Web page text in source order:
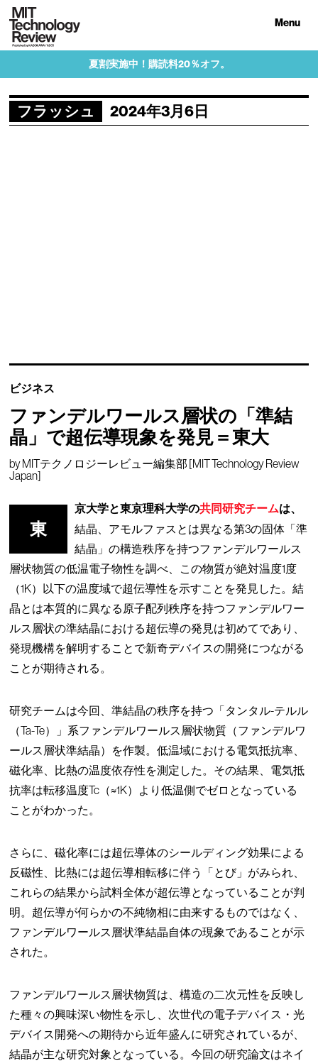
Menu
夏割実施中！購読料20％オフ。
フラッシュ 2024年3月6日
ビジネス
ファンデルワールス層状の「準結
晶」で超伝導現象を発見＝東大
byMITテクノロジーレビュー編集部 [MIT Technology Review
Japan]
東
京大学と東京理科大学の共同研究チームは、
結晶、アモルファスとは異なる第3の固体「準
結晶」の構造秩序を持つファンデルワールス
層状物質の低温電子物性を調べ、この物質が絶対温度1度
（1K）以下の温度域で超伝導性を示すことを発見した。結
晶とは本質的に異なる原子配列秩序を持つファンデルワー
ルス層状の準結晶における超伝導の発見は初めてであり、
発現機構を解明することで新奇デバイスの開発につながる
ことが期待される。
研究チームは今回、準結晶の秩序を持つ「タンタル-テルル
（Ta-Te）」系ファンデルワールス層状物質（ファンデルワ
ールス層状準結晶）を作製。低温域における電気抵抗率、
磁化率、比熱の温度依存性を測定した。その結果、電気抵
抗率は転移温度Tc（≈1K）より低温側でゼロとなっている
ことがわかった。
さらに、磁化率には超伝導体のシールディング効果による
反磁性、比熱には超伝導相転移に伴う「とび」がみられ、
これらの結果から試料全体が超伝導となっていることが判
明。超伝導が何らかの不純物相に由来するものではなく、
ファンデルワールス層状準結晶自体の現象であることが示
された。
ファンデルワールス層状物質は、構造の二次元性を反映し
た種々の興味深い物性を示し、次世代の電子デバイス・光
デバイス開発への期待から近年盛んに研究されているが、
結晶が主な研究対象となっている。今回の研究論文はネイ